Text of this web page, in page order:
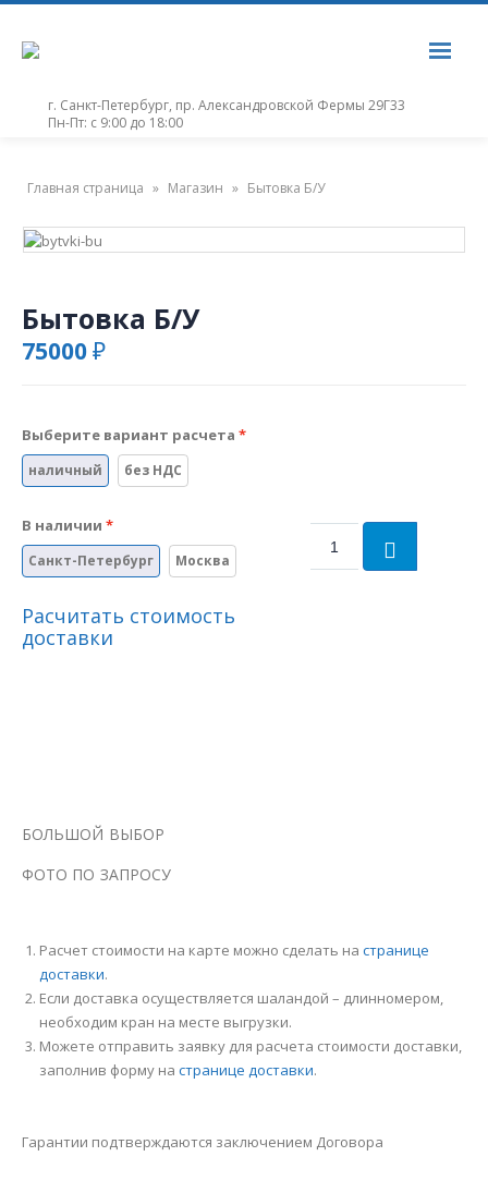
г. Санкт-Петербург, пр. Александровской Фермы 29Г33
Пн-Пт: с 9:00 до 18:00
Главная страница » Магазин » Бытовка Б/У
Бытовка Б/У
75000₽
Выберите вариант расчета
наличный без НДС
В наличии
Санкт-Петербург Москва
Расчитать стоимость
доставки
БОЛЬШОЙ ВЫБОР
ФОТО ПО ЗАПРОСУ
Расчет стоимости на карте можно сделать на странице
доставки.
Если доставка осуществляется шаландой – длинномером,
необходим кран на месте выгрузки.
Можете отправить заявку для расчета стоимости доставки,
заполнив форму на странице доставки.
Гарантии подтверждаются заключением Договора